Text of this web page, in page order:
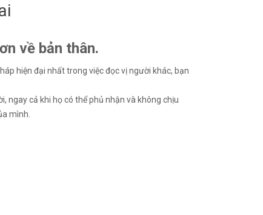
về bản thân.
hiện đại nhất trong việc đọc vị người khác, bạn
ngay cả khi họ có thể phủ nhận và không chịu
mình.